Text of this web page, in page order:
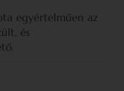
egyértelműen az
és